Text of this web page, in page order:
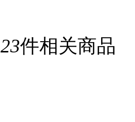
23件相关商品